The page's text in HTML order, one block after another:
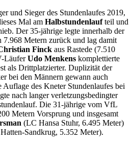
und Sieger des Stundenlaufes 2019,
Mal am Halbstundenlaufteil und
Der 35-jährige legte innerhalb der
7.968 Metern zurück und lag damit
Finck aus Rastede (7.510
LäuferUdo Menkens komplettierte
als Drittplatzierter. Duplizität der
bei den Männern gewann auch
Auflage des Kneter Stundenlaufes bei
nach langer verletzungsbedingter
Die 31-jährige vom VfL
Metern Vorsprung und insgesamt
(LC Hansa Stuhr, 6.495 Meter)
Sandkrug, 5.352 Meter).